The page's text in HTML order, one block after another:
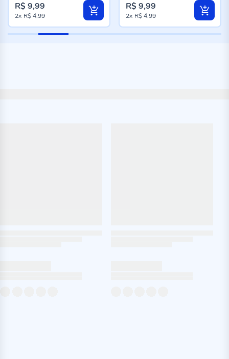
R$ 9,99
2x R$ 4,99
R$ 9,99
2x R$ 4,99